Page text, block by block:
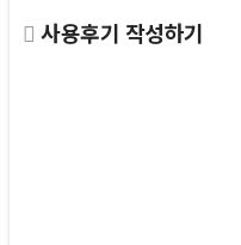
사용후기 작성하기